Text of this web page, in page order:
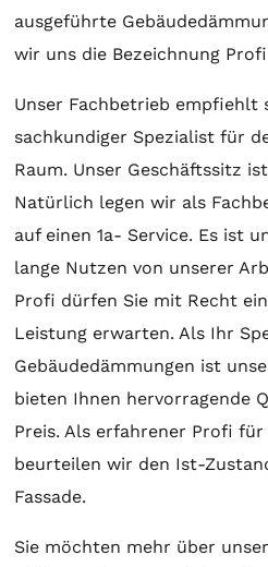
ausgeführte
wir uns die Bezeichnung
Unser Fachbetrieb empfiehlt
sachkundiger Spezialist für
Raum. Unser Geschäftssitz
Natürlich legen wir als
auf einen 1a- Service. Es ist
lange Nutzen von unserer
Profi dürfen Sie mit Recht
Leistung erwarten. Als Ihr
Gebäudedämmungen ist
bieten Ihnen hervorragende
Preis. Als erfahrener Profi
beurteilen wir den Ist-
Fassade.
Sie möchten mehr über